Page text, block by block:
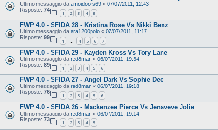
Ultimo messaggio da amoidoors69 « 07/07/2011, 12:43
Risposte: 74
1 2 3 4 5
FWP 4.0 - SFIDA 28 - Kristina Rose Vs Nikki Benz
Ultimo messaggio da ara1200polo « 07/07/2011, 11:17
Risposte: 99
1 … 4 5 6 7
FWP 4.0 - SFIDA 29 - Kayden Kross Vs Tory Lane
Ultimo messaggio da red8man « 06/07/2011, 19:34
Risposte: 89
1 2 3 4 5 6
FWP 4.0 - SFIDA 27 - Angel Dark Vs Sophie Dee
Ultimo messaggio da red8man « 06/07/2011, 19:18
Risposte: 76
1 2 3 4 5 6
FWP 4.0 - SFIDA 26 - Mackenzee Pierce Vs Jenaveve Jolie
Ultimo messaggio da red8man « 06/07/2011, 19:14
Risposte: 73
1 2 3 4 5